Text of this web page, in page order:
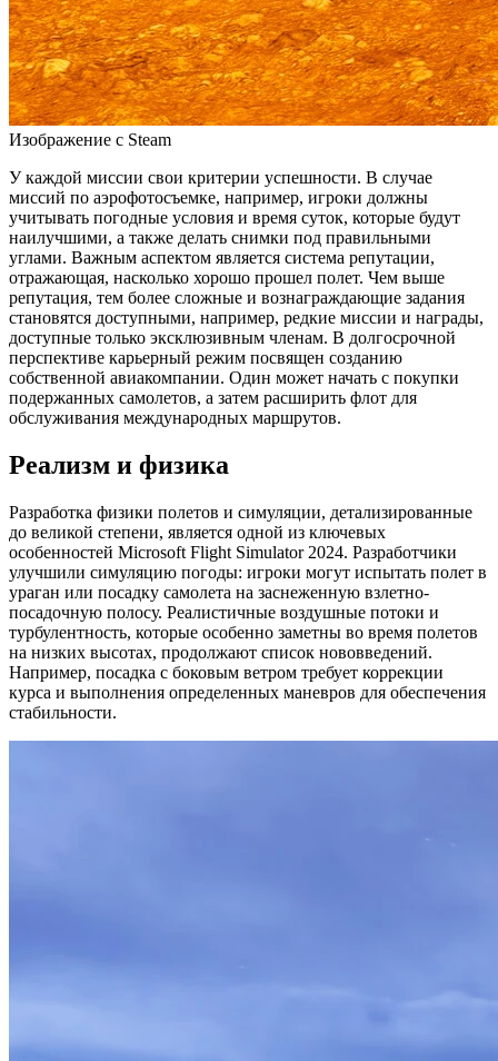
Изображение с Steam
У каждой миссии свои критерии успешности. В случае
миссий по аэрофотосъемке, например, игроки должны
учитывать погодные условия и время суток, которые будут
наилучшими, а также делать снимки под правильными
углами. Важным аспектом является система репутации,
отражающая, насколько хорошо прошел полет. Чем выше
репутация, тем более сложные и вознаграждающие задания
становятся доступными, например, редкие миссии и награды,
доступные только эксклюзивным членам. В долгосрочной
перспективе карьерный режим посвящен созданию
собственной авиакомпании. Один может начать с покупки
подержанных самолетов, а затем расширить флот для
обслуживания международных маршрутов.
Реализм и физика
Разработка физики полетов и симуляции, детализированные
до великой степени, является одной из ключевых
особенностей Microsoft Flight Simulator 2024. Разработчики
улучшили симуляцию погоды: игроки могут испытать полет в
ураган или посадку самолета на заснеженную взлетно-
посадочную полосу. Реалистичные воздушные потоки и
турбулентность, которые особенно заметны во время полетов
на низких высотах, продолжают список нововведений.
Например, посадка с боковым ветром требует коррекции
курса и выполнения определенных маневров для обеспечения
стабильности.